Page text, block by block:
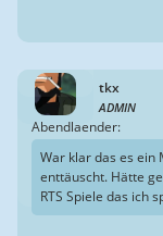
tkx
ADMIN
Abendlaender:
War klar das es ein
enttäuscht. Hätte
RTS Spiele das ich